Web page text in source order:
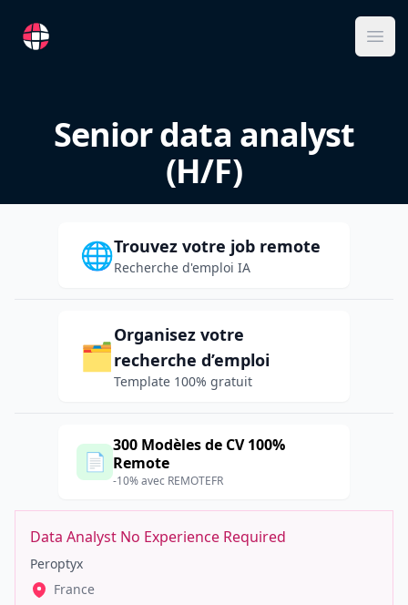
RemoteFR
Senior data analyst
(H/F)
🌐Trouvez votre job remote
Recherche d'emploi IA
🗂️
Organisez votre
recherche d’emploi
Template 100% gratuit
📄
300 Modèles de CV 100%
Remote
-10% avec REMOTEFR
Data Analyst No Experience Required
Peroptyx
France